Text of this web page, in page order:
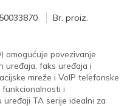
Br. proiz.
omogućuje povezivanje
uređaja, faks uređaja i
mreže i VoIP telefonske
i
TA serije idealni za